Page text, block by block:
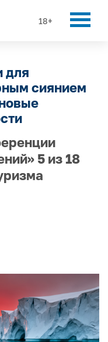
18+
для
сиянием
5 из 18